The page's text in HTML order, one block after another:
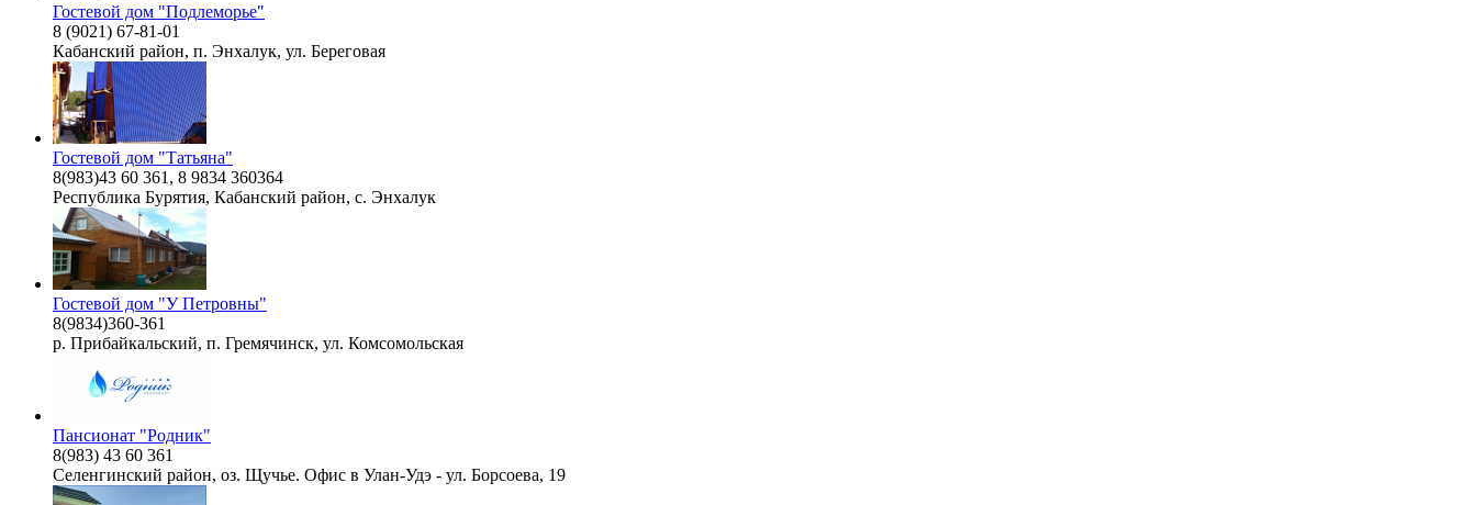
Гостевой дом "Подлеморье"
8 (9021) 67-81-01
Кабанский район, п. Энхалук, ул. Береговая
Гостевой дом "Татьяна"
8(983)43 60 361, 8 9834 360364
Республика Бурятия, Кабанский район, с. Энхалук
Гостевой дом "У Петровны"
8(9834)360-361
р. Прибайкальский, п. Гремячинск, ул. Комсомольская
Пансионат "Родник"
8(983) 43 60 361
Селенгинский район, оз. Щучье. Офис в Улан-Удэ - ул. Борсоева, 19